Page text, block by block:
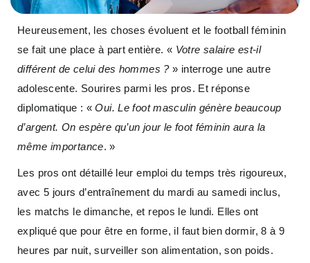
Heureusement, les choses évoluent et le football féminin
se fait une place à part entière. « Votre salaire est-il
différent de celui des hommes ?» interroge une autre
adolescente. Sourires parmi les pros. Et réponse
diplomatique : «Oui. Le foot masculin génère beaucoup
d’argent. On espère qu’un jour le foot féminin aura la
même importance. »
Les pros ont détaillé leur emploi du temps très rigoureux,
avec 5 jours d’entraînement du mardi au samedi inclus,
les matchs le dimanche, et repos le lundi. Elles ont
expliqué que pour être en forme, il faut bien dormir, 8 à 9
heures par nuit, surveiller son alimentation, son poids.